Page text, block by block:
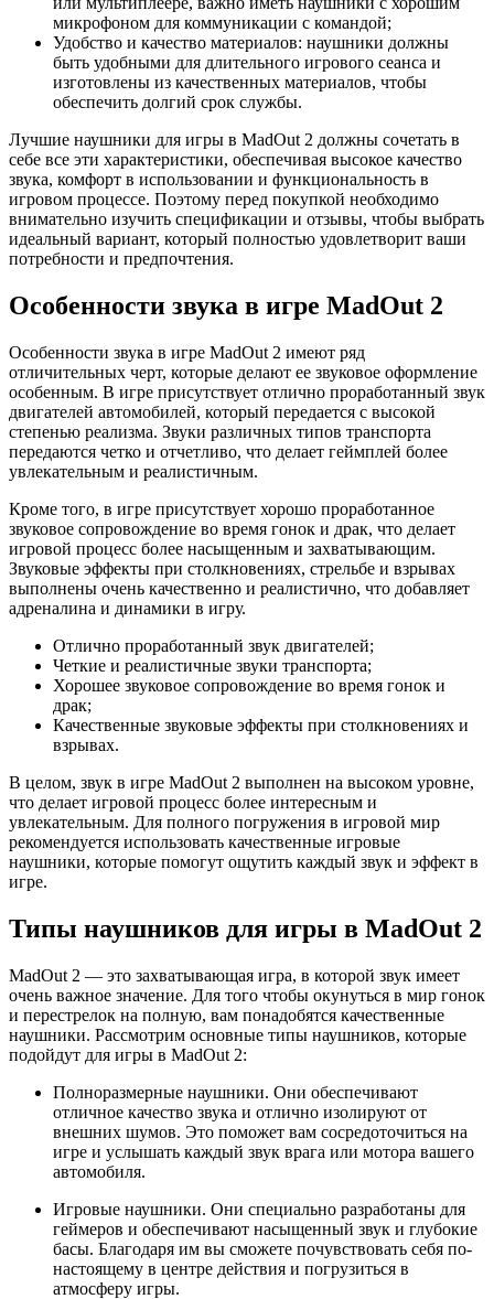
микрофоном для коммуникации с командой;
Удобство и качество материалов: наушники должны
быть удобными для длительного игрового сеанса и
изготовлены из качественных материалов, чтобы
обеспечить долгий срок службы.
Лучшие наушники для игры в MadOut 2 должны сочетать в
себе все эти характеристики, обеспечивая высокое качество
звука, комфорт в использовании и функциональность в
игровом процессе. Поэтому перед покупкой необходимо
внимательно изучить спецификации и отзывы, чтобы выбрать
идеальный вариант, который полностью удовлетворит ваши
потребности и предпочтения.
Особенности звука в игре MadOut 2
Особенности звука в игре MadOut 2 имеют ряд
отличительных черт, которые делают ее звуковое оформление
особенным. В игре присутствует отлично проработанный звук
двигателей автомобилей, который передается с высокой
степенью реализма. Звуки различных типов транспорта
передаются четко и отчетливо, что делает геймплей более
увлекательным и реалистичным.
Кроме того, в игре присутствует хорошо проработанное
звуковое сопровождение во время гонок и драк, что делает
игровой процесс более насыщенным и захватывающим.
Звуковые эффекты при столкновениях, стрельбе и взрывах
выполнены очень качественно и реалистично, что добавляет
адреналина и динамики в игру.
Отлично проработанный звук двигателей;
Четкие и реалистичные звуки транспорта;
Хорошее звуковое сопровождение во время гонок и
драк;
Качественные звуковые эффекты при столкновениях и
взрывах.
В целом, звук в игре MadOut 2 выполнен на высоком уровне,
что делает игровой процесс более интересным и
увлекательным. Для полного погружения в игровой мир
рекомендуется использовать качественные игровые
наушники, которые помогут ощутить каждый звук и эффект в
игре.
Типы наушников для игры в MadOut 2
MadOut 2 — это захватывающая игра, в которой звук имеет
очень важное значение. Для того чтобы окунуться в мир гонок
и перестрелок на полную, вам понадобятся качественные
наушники. Рассмотрим основные типы наушников, которые
подойдут для игры в MadOut 2:
Полноразмерные наушники. Они обеспечивают
отличное качество звука и отлично изолируют от
внешних шумов. Это поможет вам сосредоточиться на
игре и услышать каждый звук врага или мотора вашего
автомобиля.
Игровые наушники. Они специально разработаны для
геймеров и обеспечивают насыщенный звук и глубокие
басы. Благодаря им вы сможете почувствовать себя по-
настоящему в центре действия и погрузиться в
атмосферу игры.